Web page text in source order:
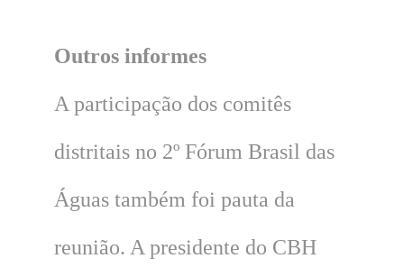
Outros informes
A participação dos comitês
distritais no 2º Fórum Brasil das
Águas também foi pauta da
reunião. A presidente do CBH